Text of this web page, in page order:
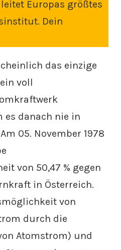
leitet Europas größtes
Dein
das einzige
voll
danach nie in
05. November 1978
von 50,47 % gegen
in Österreich.
von
durch die
Atomstrom) und